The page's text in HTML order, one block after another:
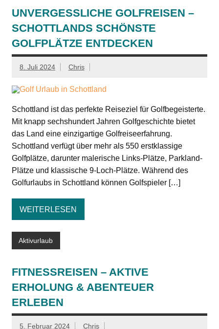
UNVERGESSLICHE GOLFREISEN –
SCHOTTLANDS SCHÖNSTE
GOLFPLÄTZE ENTDECKEN
8. Juli 2024 Chris
Schottland ist das perfekte Reiseziel für Golfbegeisterte.
Mit knapp sechshundert Jahren Golfgeschichte bietet
das Land eine einzigartige Golfreiseerfahrung.
Schottland verfügt über mehr als 550 erstklassige
Golfplätze, darunter malerische Links-Plätze, Parkland-
Plätze und klassische 9-Loch-Plätze. Während des
Golfurlaubs in Schottland können Golfspieler […]
WEITERLESEN
Aktivurlaub
FITNESSREISEN – AKTIVE
ERHOLUNG & ABENTEUER
ERLEBEN
5. Februar 2024 Chris